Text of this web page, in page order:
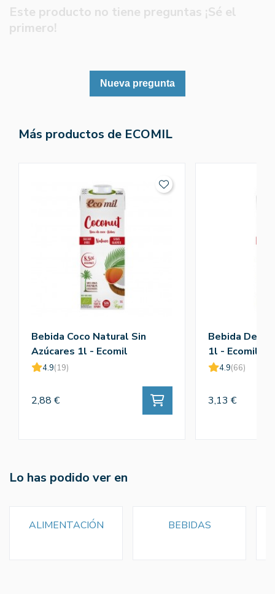
Este producto no tiene preguntas ¡Sé el
primero!
Nueva pregunta
Más productos de ECOMIL
Bebida Coco Natural Sin
Azúcares 1l - Ecomil
4.9(19)
2,88 €
Bebida De
1l - Ecomil
4.9(66)
3,13 €
Lo has podido ver en
ALIMENTACIÓN BEBIDAS